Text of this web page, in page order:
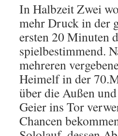
In Halbzeit Zwei
mehr Druck in der
ersten 20 Minuten
spielbestimmend.
mehreren
Heimelf in der
über die Außen
Geier ins Tor
Chancen